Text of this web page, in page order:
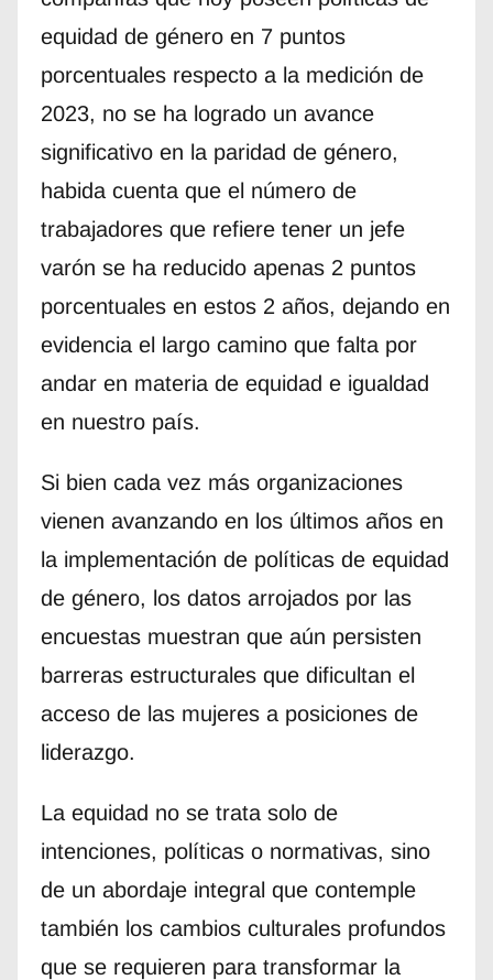
equidad de género en 7 puntos
porcentuales respecto a la medición de
2023, no se ha logrado un avance
significativo en la paridad de género,
habida cuenta que el número de
trabajadores que refiere tener un jefe
varón se ha reducido apenas 2 puntos
porcentuales en estos 2 años, dejando en
evidencia el largo camino que falta por
andar en materia de equidad e igualdad
en nuestro país.
Si bien cada vez más organizaciones
vienen avanzando en los últimos años en
la implementación de políticas de equidad
de género, los datos arrojados por las
encuestas muestran que aún persisten
barreras estructurales que dificultan el
acceso de las mujeres a posiciones de
liderazgo.
La equidad no se trata solo de
intenciones, políticas o normativas, sino
de un abordaje integral que contemple
también los cambios culturales profundos
que se requieren para transformar la